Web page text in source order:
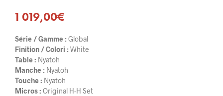
1 019,00€
Série / Gamme : Global
Finition / Colori : White
Table : Nyatoh
Manche : Nyatoh
Touche : Nyatoh
Micros : Original H-H Set